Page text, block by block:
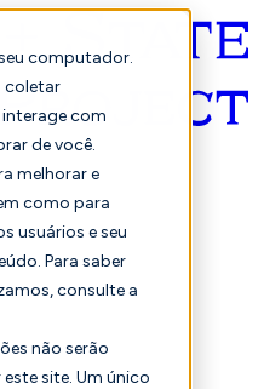
computador.
coletar
com
de você.
melhorar e
como para
usuários e seu
Para saber
consulte a
não serão
site. Um único